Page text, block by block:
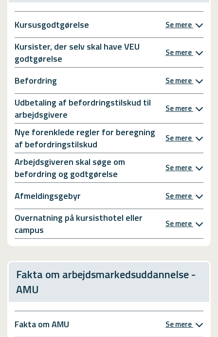
Kursusgodtgørelse Se mere
Kursister, der selv skal have VEU
godtgørelse
Se mere
Befordring Se mere
Udbetaling af befordringstilskud til
arbejdsgivere
Se mere
Nye forenklede regler for beregning
af befordringstilskud
Se mere
Arbejdsgiveren skal søge om
befordring og godtgørelse
Se mere
Afmeldingsgebyr Se mere
Overnatning på kursisthotel eller
campus
Se mere
Fakta om arbejdsmarkedsuddannelse -
AMU
Fakta om AMU Se mere